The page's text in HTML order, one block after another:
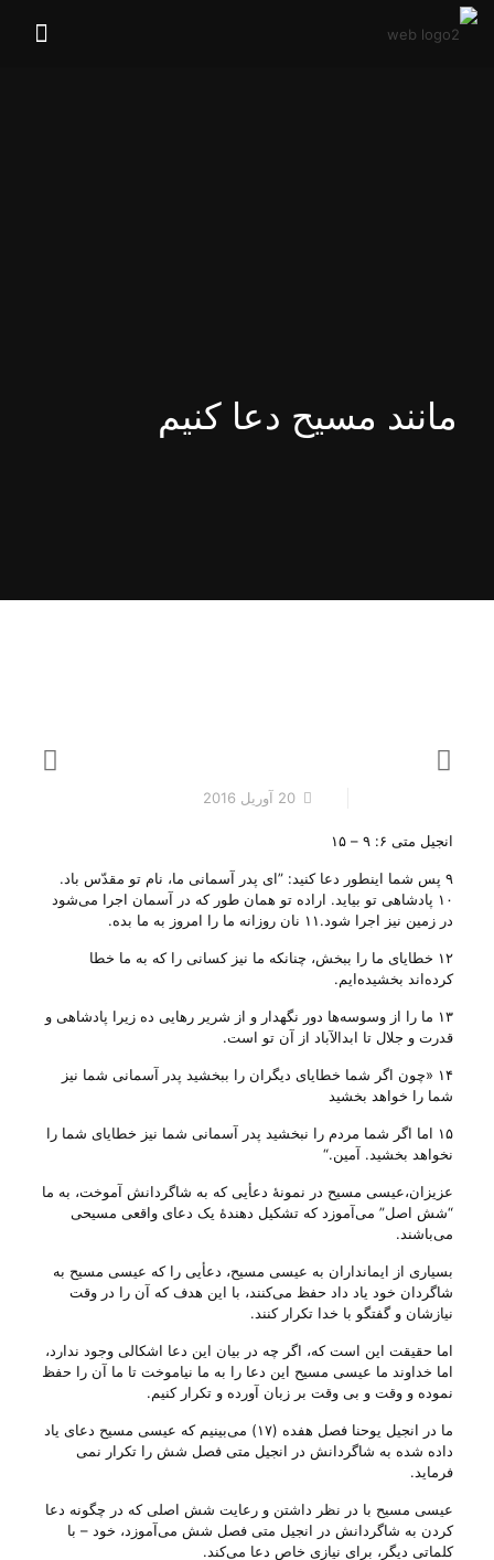
مانند مسیح دعا‌ کنیم
20 آوریل 2016
انجیل متی ۶: ۹ – ۱۵
۹ پس شما اینطور دعا کنید: ”ای پدر آسمانی ما، نام تو مقدّس باد‌.
۱۰ پادشاهی تو بیاید‌. اراده تو همان طور که در آسمان اجرا می‌شود
در زمین نیز اجرا شود‌.۱۱ نان روزانه ما را امروز به ما بده‌.
۱۲ خطایای ما را ببخش، چنانکه ما نیز کسانی را که به ما خطا
کرده‌اند بخشیده‌‌ایم‌.
۱۳ ما را از وسوسه‌ها دور نگهدار و از شریر رهایی ده زیرا پادشاهی و
قدرت و جلال تا ابدالآباد از آن تو است‌.
۱۴ «چون اگر شما خطایای دیگران را ببخشید پدر آسمانی شما نیز
شما را خواهد بخشید
۱۵ اما اگر شما مردم را نبخشید پدر آسمانی شما نیز خطایای شما را
نخواهد بخشید‌. آمین.“
عزیزان،عیسی مسیح در نمونهٔ دعأیی که به شاگردانش آموخت، به ما
“شش اصل” می‌‌آموزد که تشکیل دهندهٔ یک دعای واقعی مسیحی
می‌‌باشند.
بسیاری از ایمانداران به عیسی مسیح، دعأیی را که عیسی مسیح به
شاگردان خود یاد داد حفظ می‌‌کنند، با این هدف که آن را در وقت
نیازشان و گفتگو با خدا تکرار کنند.
اما حقیقت این است که، اگر چه در بیان این دعا اشکالی وجود ندارد،
اما خداوند ما عیسی مسیح این دعا‌ را به ما نیاموخت تا ما آن را حفظ
نموده و وقت و بی‌ وقت بر زبان آورده و تکرار کنیم.
ما در انجیل یوحنا فصل هفده (۱۷) می‌‌بینیم که عیسی مسیح دعای یاد
داده شده به شاگردانش در انجیل متی فصل شش را تکرار نمی
فرماید.
عیسی مسیح با در نظر داشتن و رعایت شش اصلی که در چگونه دعا
کردن به شاگردانش در انجیل متی فصل شش می‌‌آموزد، خود – با
کلماتی دیگر، برای نیازی خاص دعا‌ می‌‌کند.